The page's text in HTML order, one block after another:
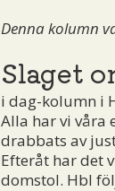
Denna kolumn
Slaget
i dag-kolumn i
Alla har vi våra
drabbats av
Efteråt har det
domstol. Hbl